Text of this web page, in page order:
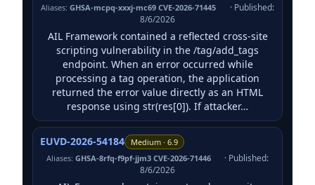
Aliases:GHSA-mcpq-xxxj-mc69 CVE-2026-71445
· Published:
8/6/2026
AIL Framework contained a reflected cross-site
scripting vulnerability in the /tag/add_tags
endpoint. When an error occurred while
processing a tag operation, the application
returned the error value directly as an HTML
response using str(res[0]). If attacker…
EUVD-2026-54184
Medium · 6.9
Aliases: GHSA-8rfq-f9pf-jjm3 CVE-2026-71446
· Published:
8/6/2026